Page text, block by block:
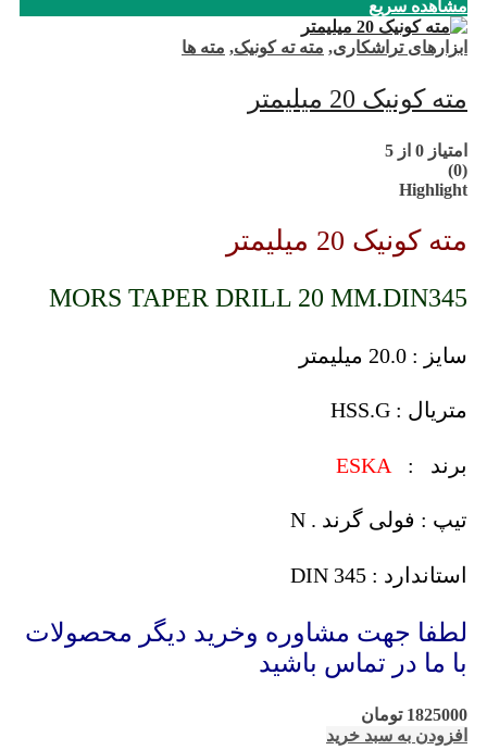
مشاهده سریع
ابزارهای تراشکاری, مته ته کونیک, مته ها
مته کونیک 20 میلیمتر
امتیاز 0 از 5
(0)
Highlight
مته کونیک 20 میلیمتر
MORS TAPER DRILL 20 MM.DIN345
سایز : 20.0 میلیمتر
متریال : HSS.G
برند :
تیپ : فولی گرند . N
استاندارد : DIN 345
لطفا جهت مشاوره وخرید دیگر محصولات
با ما در تماس باشید
1825000 تومان
افزودن به سبد خرید